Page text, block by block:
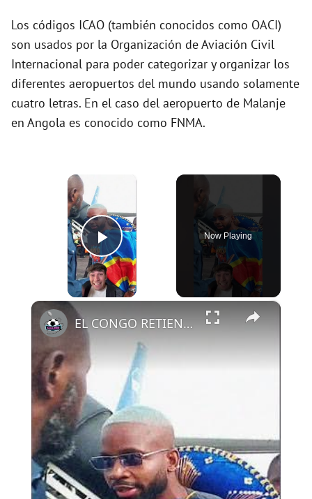
Los códigos ICAO (también conocidos como OACI)
son usados por la Organización de Aviación Civil
Internacional para poder categorizar y organizar los
diferentes aeropuertos del mundo usando solamente
cuatro letras. En el caso del aeropuerto de Malanje
en Angola es conocido como FNMA.
Play Video
Now Playing
×
EL CONGO RETIENE A SUS JUGADORES HASTA EL LUNES